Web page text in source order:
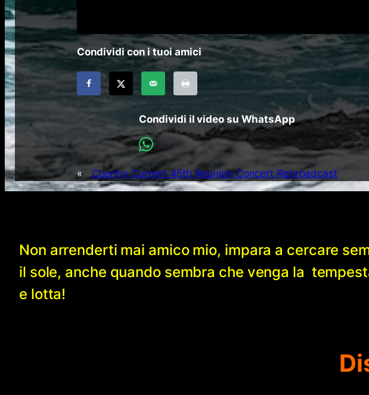
Condividi con i tuoi amici
Condividi il video su WhatsApp
« Country Current 45th Reunion Concert Rebroadcast
Non arrenderti mai amico mio, impara a cercare
il sole, anche quando sembra che venga la
e lotta!